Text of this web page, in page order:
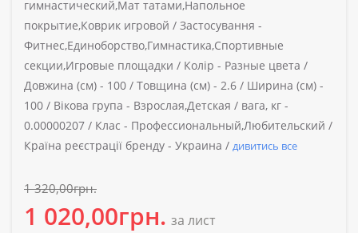
гимнастический,Мат татами,Напольное
покрытие,Коврик игровой / Застосування -
Фитнес,Единоборство,Гимнастика,Спортивные
секции,Игровые площадки / Колір - Разные цвета /
Довжина (см) - 100 / Товщина (см) - 2.6 / Ширина (см) -
100 / Вікова група - Взрослая,Детская / вага, кг -
0.00000207 / Клас - Профессиональный,Любительский /
Країна реєстрації бренду - Украина / дивитись все
1 320,00грн.
1 020,00грн. за лист